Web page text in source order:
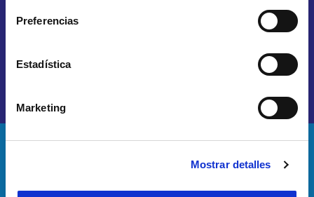
Preferencias
Estadística
Marketing
Mostrar detalles
entretenimiento ¡y muchas más sorpresas!